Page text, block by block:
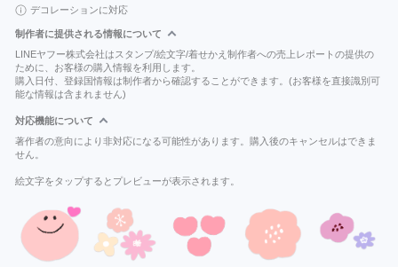
デコレーションに対応
制作者に提供される情報について
LINEヤフー株式会社はスタンプ/絵文字/着せかえ制作者への売上レポートの提供の
ために、お客様の購入情報を利用します。
購入日付、登録国情報は制作者から確認することができます。(お客様を直接識別可
能な情報は含まれません)
対応機能について
著作者の意向により非対応になる可能性があります。購入後のキャンセルはできま
せん。
絵文字をタップするとプレビューが表示されます。